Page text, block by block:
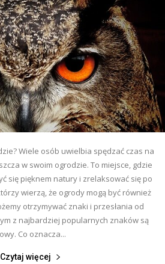
Wiele osób uwielbia spędzać czas na
w swoim ogrodzie. To miejsce, gdzie
się pięknem natury i zrelaksować się po
wierzą, że ogrody mogą być również
otrzymywać znaki i przesłania od
z najbardziej popularnych znaków są
Co oznacza...
Czytaj więcej